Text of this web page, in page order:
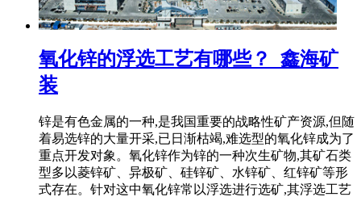
氧化锌的浮选工艺有哪些？_鑫海矿
装
锌是有色金属的一种,是我国重要的战略性矿产资源,但随
着易选锌的大量开采,已日渐枯竭,难选型的氧化锌成为了
重点开发对象。氧化锌作为锌的一种次生矿物,其矿石类
型多以菱锌矿、异极矿、硅锌矿、水锌矿、红锌矿等形
式存在。针对这中氧化锌常以浮选进行选矿,其浮选工艺